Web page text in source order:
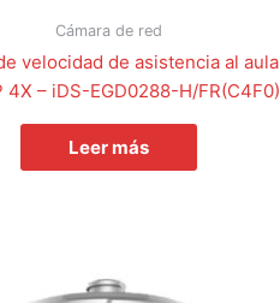
Cámara de red
velocidad de asistencia al aula
4X – iDS-EGD0288-H/FR(C4F0)
Leer más